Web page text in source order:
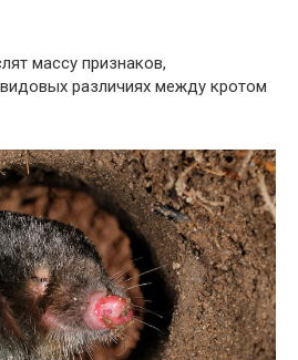
массу признаков,
различиях между кротом